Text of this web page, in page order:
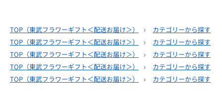
TOP（東武フラワーギフト＜配送お届け＞）
カテゴリーから探す
TOP（東武フラワーギフト＜配送お届け＞）
カテゴリーから探す
TOP（東武フラワーギフト＜配送お届け＞）
カテゴリーから探す
TOP（東武フラワーギフト＜配送お届け＞）
カテゴリーから探す
TOP（東武フラワーギフト＜配送お届け＞） カテゴリーから探す